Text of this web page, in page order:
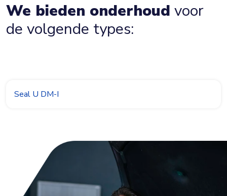
We bieden onderhoud voor
de volgende types:
Seal U DM-I